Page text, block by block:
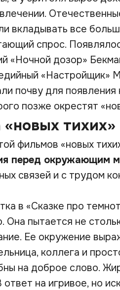
вкладывать все
спрос.
«Ночной дозор»
«Настройщик»
почву для появления
позже окрестят
тихих»
фильмов «новых
перед окружающим
связей и с трудом
в «Сказке про
Она пытается не
Ее окружение
коллега и
на доброе слово.
на игривое, но